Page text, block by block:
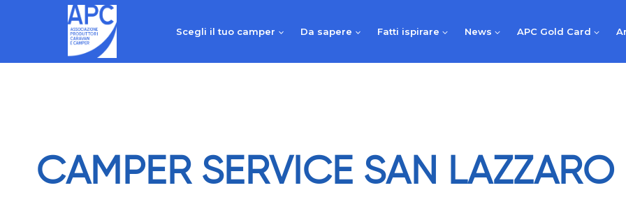
Scegli il tuo camper Da sapere Fatti ispirare News APC Gold Card
CAMPER SERVICE SAN